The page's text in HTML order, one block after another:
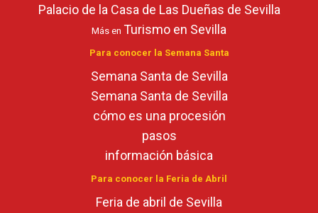
Palacio de la Casa de Las Dueñas de Sevilla
Más en Turismo en Sevilla
Para conocer la Semana Santa
Semana Santa de Sevilla
Semana Santa de Sevilla
cómo es una procesión
pasos
información básica
Para conocer la Feria de Abril
Feria de abril de Sevilla